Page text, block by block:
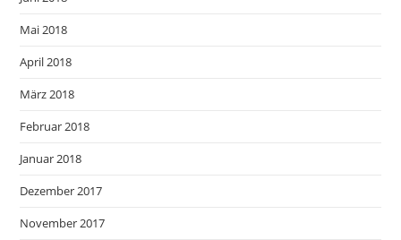
Mai 2018
April 2018
März 2018
Februar 2018
Januar 2018
Dezember 2017
November 2017